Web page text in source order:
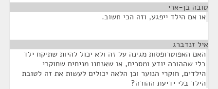
טובה בן-ארי
או אם הילד ייפגע, וזה הכי חשוב.
איל זנדברג
האם האפוטרופסות מגינה על זה ולא יכול להיות שתיקח ילד
בלי שההורה יודע ומסכים, או שאנחנו מניחים שחוקרי
הילדים, חוקרי הנוער וכן הלאה יכולים לעשות את זה לטובת
הילד בלי ידיעת ההורה?